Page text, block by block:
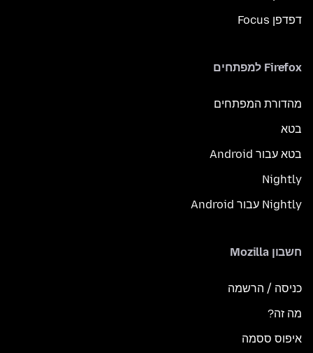
דפדפן Focus
Firefox למפתחים
מהדורת המפתחים
בטא
בטא עבור Android
Nightly
Nightly עבור Android
חשבון Mozilla
כניסה / הרשמה
מה זה?
איפוס ססמה